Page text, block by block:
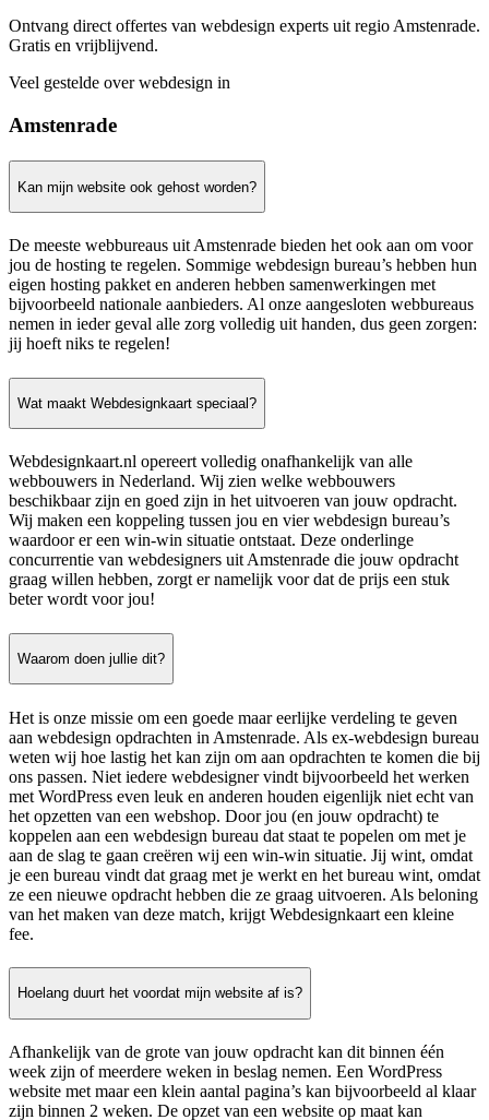
Ontvang direct offertes van webdesign experts uit regio Amstenrade.
Gratis en vrijblijvend.
Veel gestelde over webdesign in
Amstenrade
Kan mijn website ook gehost worden?
De meeste webbureaus uit Amstenrade bieden het ook aan om voor
jou de hosting te regelen. Sommige webdesign bureau’s hebben hun
eigen hosting pakket en anderen hebben samenwerkingen met
bijvoorbeeld nationale aanbieders. Al onze aangesloten webbureaus
nemen in ieder geval alle zorg volledig uit handen, dus geen zorgen:
jij hoeft niks te regelen!
Wat maakt Webdesignkaart speciaal?
Webdesignkaart.nl opereert volledig onafhankelijk van alle
webbouwers in Nederland. Wij zien welke webbouwers
beschikbaar zijn en goed zijn in het uitvoeren van jouw opdracht.
Wij maken een koppeling tussen jou en vier webdesign bureau’s
waardoor er een win-win situatie ontstaat. Deze onderlinge
concurrentie van webdesigners uit Amstenrade die jouw opdracht
graag willen hebben, zorgt er namelijk voor dat de prijs een stuk
beter wordt voor jou!
Waarom doen jullie dit?
Het is onze missie om een goede maar eerlijke verdeling te geven
aan webdesign opdrachten in Amstenrade. Als ex-webdesign bureau
weten wij hoe lastig het kan zijn om aan opdrachten te komen die bij
ons passen. Niet iedere webdesigner vindt bijvoorbeeld het werken
met WordPress even leuk en anderen houden eigenlijk niet echt van
het opzetten van een webshop. Door jou (en jouw opdracht) te
koppelen aan een webdesign bureau dat staat te popelen om met je
aan de slag te gaan creëren wij een win-win situatie. Jij wint, omdat
je een bureau vindt dat graag met je werkt en het bureau wint, omdat
ze een nieuwe opdracht hebben die ze graag uitvoeren. Als beloning
van het maken van deze match, krijgt Webdesignkaart een kleine
fee.
Hoelang duurt het voordat mijn website af is?
Afhankelijk van de grote van jouw opdracht kan dit binnen één
week zijn of meerdere weken in beslag nemen. Een WordPress
website met maar een klein aantal pagina’s kan bijvoorbeeld al klaar
zijn binnen 2 weken. De opzet van een website op maat kan